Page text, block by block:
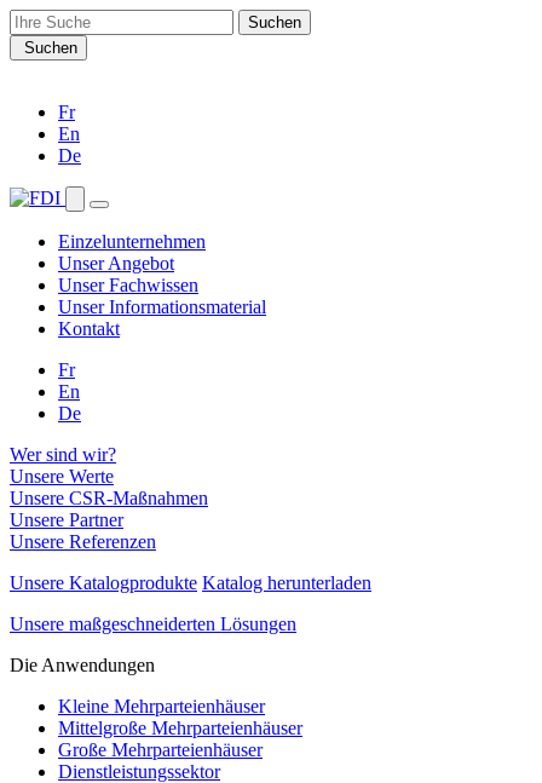
Search
for:Suchen
Fr
En
De
Einzelunternehmen
Unser Angebot
Unser Fachwissen
Unser Informationsmaterial
Kontakt
Fr
En
De
Wer sind wir?
Unsere Werte
Unsere CSR-Maßnahmen
Unsere Partner
Unsere Referenzen
Unsere Katalogprodukte Katalog herunterladen
Unsere maßgeschneiderten Lösungen
Die Anwendungen
Kleine Mehrparteienhäuser
Mittelgroße Mehrparteienhäuser
Große Mehrparteienhäuser
Dienstleistungssektor